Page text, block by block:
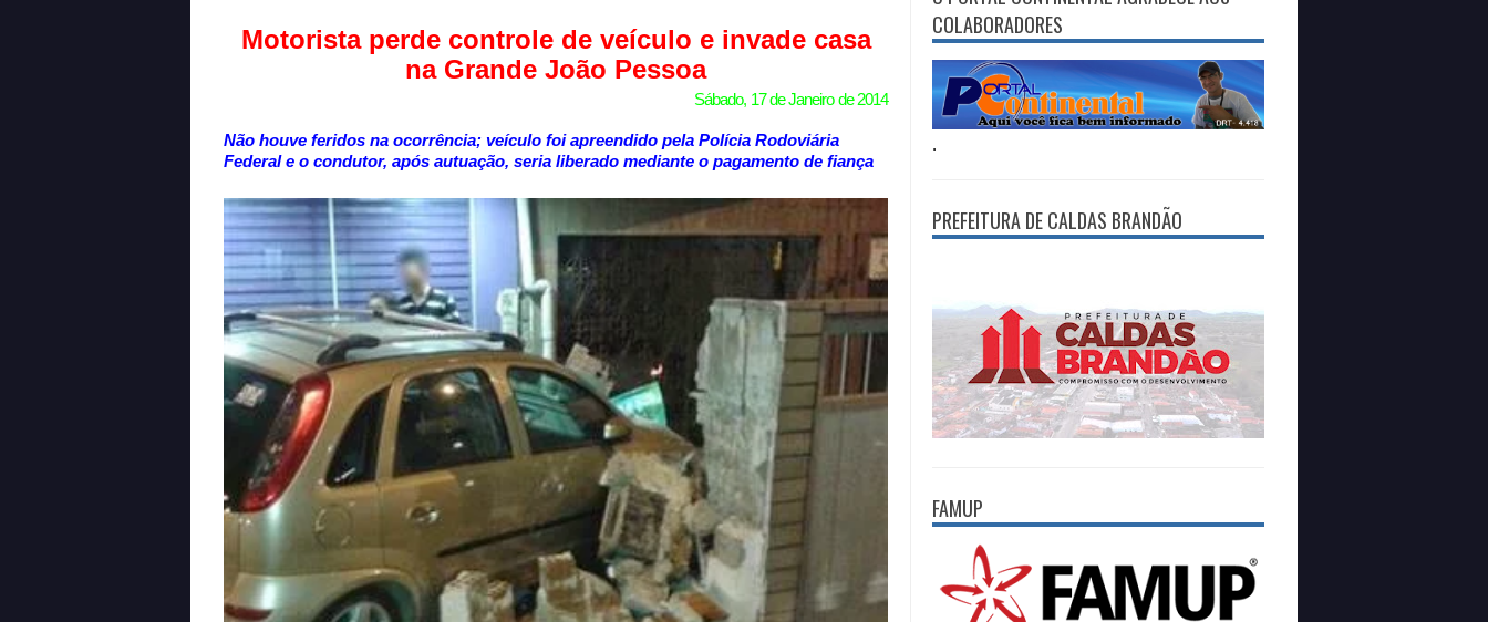
Motorista perde controle de veículo e invade casa
na Grande João Pessoa
Sábado, 17 de Janeiro de 2014
Não houve feridos na ocorrência; veículo foi apreendido pela Polícia Rodoviária
Federal e o condutor, após autuação, seria liberado mediante o pagamento de fiança
COLABORADORES
.
PREFEITURA DE CALDAS BRANDÃO
FAMUP